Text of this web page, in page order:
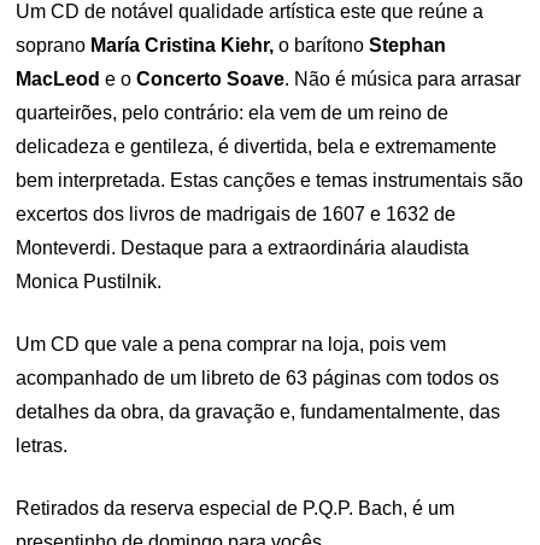
Um CD de notável qualidade artística este que reúne a
soprano María Cristina Kiehr,o barítonoStephan
MacLeod e oConcerto Soave. Não é música para arrasar
quarteirões, pelo contrário: ela vem de um reino de
delicadeza e gentileza, é divertida, bela e extremamente
bem interpretada. Estas canções e temas instrumentais são
excertos dos livros de madrigais de 1607 e 1632 de
Monteverdi. Destaque para a extraordinária alaudista
Monica Pustilnik.
Um CD que vale a pena comprar na loja, pois vem
acompanhado de um libreto de 63 páginas com todos os
detalhes da obra, da gravação e, fundamentalmente, das
letras.
Retirados da reserva especial de P.Q.P. Bach, é um